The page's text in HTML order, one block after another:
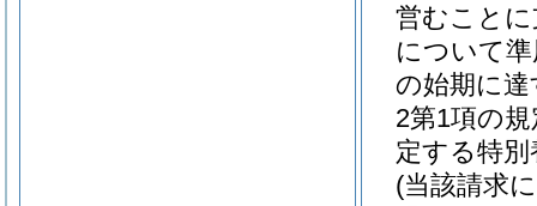
営むこと
について
の始期に
2第1項の
定する特
(当該請求